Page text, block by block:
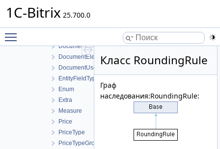
1C-Bitrix 25.700.0
Catalog
DocumentContractor
DocumentElement
DocumentUserField
EntityFieldType
Enum
Extra
Measure
Price
PriceType
PriceTypeGroup
Класс RoundingRule
Граф
наследования:RoundingRule: